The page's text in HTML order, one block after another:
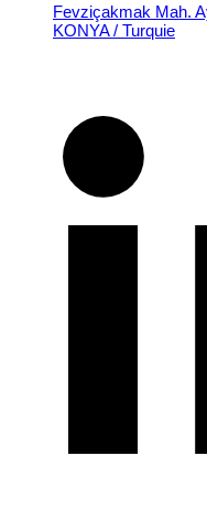
Fevziçakmak Mah.
KONYA / Turquie